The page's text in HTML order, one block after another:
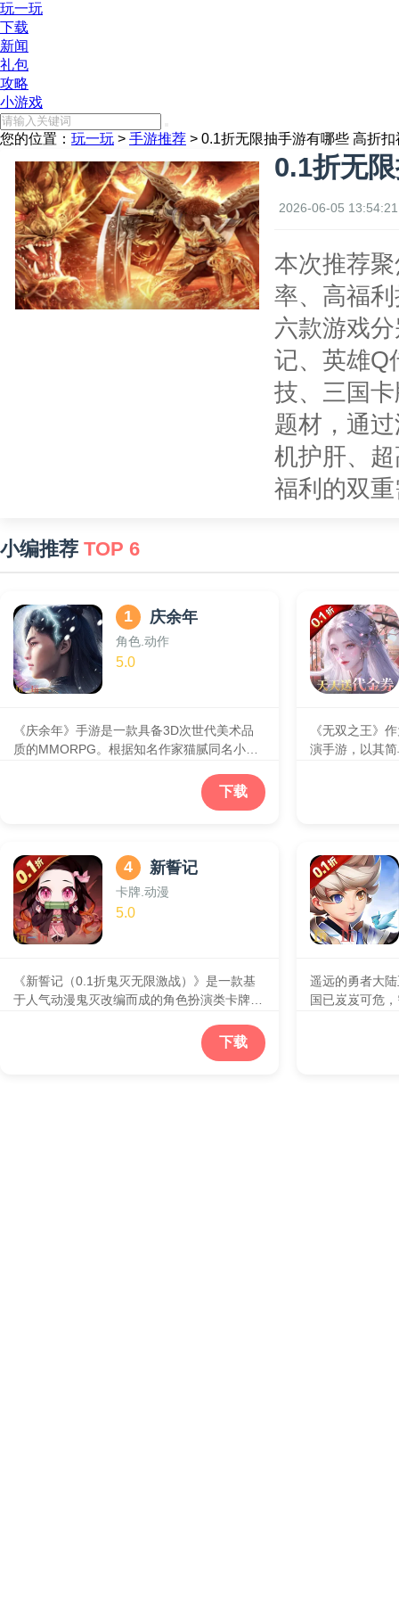
玩一玩
下载
新闻
礼包
攻略
小游戏
您的位置： 玩一玩 > 手游推荐 > 0.1折无限抽手游有哪些 高折
0.1折无
2026-06-05 13:54:21
本次推荐聚
率、高福
六款游戏
记、英雄Q
技、三国
题材，通
机护肝、
福利的双
小编推荐 TOP 6
1 庆余年
角色.动作
5.0
《庆余年》手游是一款具备3D次世代美术品
质的MMORPG。根据知名作家猫腻同名小说
动，在世界观、剧情和人物上高度还原原著，
塑造一个江湖与庙堂交织的真实世界，是官方
情”、“探索解谜”、“古今碰撞”等特色内容。游
戏以仿真的生态设计、深度的世界交互，带给
玩家一个充满沉浸感的余年世界。
下载
《无双之王》
演手游，以其
4 新誓记
卡牌.动漫
5.0
《新誓记（0.1折鬼灭无限激战）》是一款基
于人气动漫鬼灭改编而成的角色扮演类卡牌游
的动漫经典角色，游戏内高度还原所有动漫角
色及剧情玩法，通过精心设定的玩法、华丽的
下载
遥远的勇者大
国已岌岌可危